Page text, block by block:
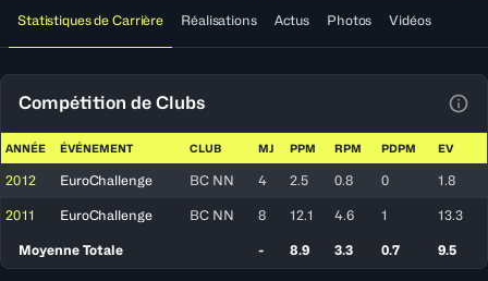
Statistiques de Carrière Réalisations Actus Photos Vidéos
Compétition de Clubs
ANNÉE ÉVÉNEMENT CLUB MJ PPM RPM PDPM EV
2012 EuroChallenge BC NN 4 2.5 0.8 0 1.8
2011 EuroChallenge BC NN 8 12.1 4.6 1 13.3
Moyenne Totale - 8.9 3.3 0.7 9.5